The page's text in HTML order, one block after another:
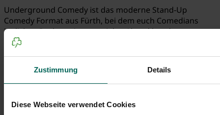
Zustimmung Details
Diese Webseite verwendet Cookies
Underground Comedy ist das moderne Stand-Up
Comedy Format aus Fürth, bei dem euch Comedians
jeglicher Couleur einen genialen Abend bescheren.
Moderiert und gestaltet wird das Format von Henrik
Mic kann jede Person ihr Glück versuchen! Anmeldung
via Instagram @underground__comedy Eintritt frei -
Kofferfabrik Lange Str. 8190762 Fürth